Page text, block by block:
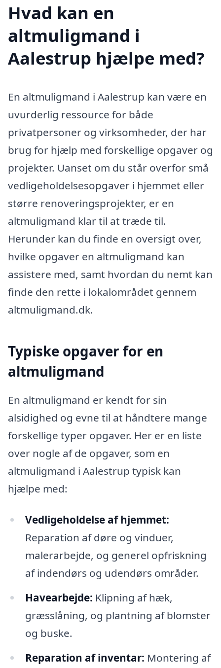
Hvad kan en
altmuligmand i
Aalestrup hjælpe med?
En altmuligmand i Aalestrup kan være en
uvurderlig ressource for både
privatpersoner og virksomheder, der har
brug for hjælp med forskellige opgaver og
projekter. Uanset om du står overfor små
vedligeholdelsesopgaver i hjemmet eller
større renoveringsprojekter, er en
altmuligmand klar til at træde til.
Herunder kan du finde en oversigt over,
hvilke opgaver en altmuligmand kan
assistere med, samt hvordan du nemt kan
finde den rette i lokalområdet gennem
altmuligmand.dk.
Typiske opgaver for en
altmuligmand
En altmuligmand er kendt for sin
alsidighed og evne til at håndtere mange
forskellige typer opgaver. Her er en liste
over nogle af de opgaver, som en
altmuligmand i Aalestrup typisk kan
hjælpe med:
Vedligeholdelse af hjemmet:
Reparation af døre og vinduer,
malerarbejde, og generel opfriskning
af indendørs og udendørs områder.
Havearbejde: Klipning af hæk,
græsslåning, og plantning af blomster
og buske.
Reparation af inventar: Montering af